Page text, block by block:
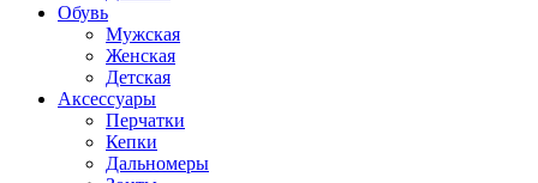
Обувь
Мужская
Женская
Детская
Аксессуары
Перчатки
Кепки
Дальномеры